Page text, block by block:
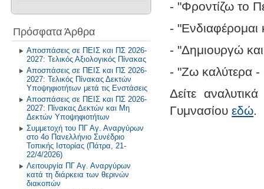
Σχολική και Κοινωνική Ζωή
Δραστηριότητες στα Μαθηματικά
Δραστηριότητες στο Μάθημα
Τεχνολογίας
Περιβάλλον και Εκπάιδευση για
την Αειφόρο Ανάπτυξη
Πρόγραμμα Σίτισης και Υγιεινής
Διατροφής
Δραστηριότητες στο Σχολικό
Επαγγελματικό Προσανατολισμό
2023-2024
2022-2023
2021-2022
Παλαιότερα έτη
2024-2025
2023-2024
2022-2023
2019-2020
2018-2019
2017-2018
2016-2017
Η Θέση μας για τον θεσμό των
Προτύπων
Επικοινωνία
Αλιεύματα από το Διαδίκτυο
Πρόσφατα Άρθρα
Αποσπάσεις σε ΠΕΙΣ και ΠΣ 2026-
2027: Τελικός Αξιολογικός Πίνακας
Αποσπάσεις σε ΠΕΙΣ και ΠΣ 2026-
2027: Τελικός Πίνακας Δεκτών
Υποψηφιοτήτων μετά τις Ενστάσεις
Αποσπάσεις σε ΠΕΙΣ και ΠΣ 2026-
2027: Πίνακας Δεκτών και Μη
Δεκτών Υποψηφιοτήτων
Συμμετοχή του ΠΓ Αγ. Αναργύρων
στο 4ο Πανελλήνιο Συνέδριο
Τοπικής Ιστορίας (Πάτρα, 21-
22/4/2026)
Λειτουργία ΠΓ Αγ. Αναργύρων
κατά τη διάρκεια των θερινών
διακοπών
- "Φροντίζω το
-
- "Δημιουργώ
- "Ζω καλύτερα -
Δείτε
Γυμνασίουεδώ.